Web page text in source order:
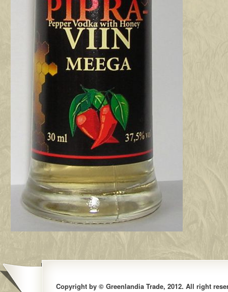
Copyright by © Greenlandia Trade, 2012. All right